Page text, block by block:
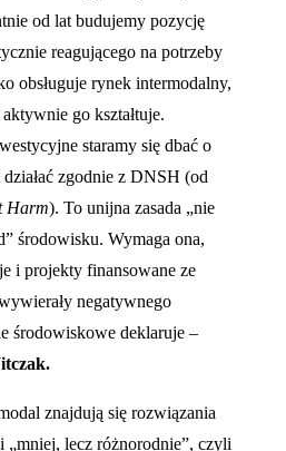
od lat budujemy pozycję
reagującego na potrzeby
obsługuje rynek intermodalny,
go kształtuje.
staramy się dbać o
zgodnie z DNSH (od
Harm). To unijna zasada „nie
środowisku. Wymaga ona,
i projekty finansowane ze
negatywnego
środowiskowe deklaruje –
znajdują się rozwiązania
„mniej, lecz różnorodnie”, czyli